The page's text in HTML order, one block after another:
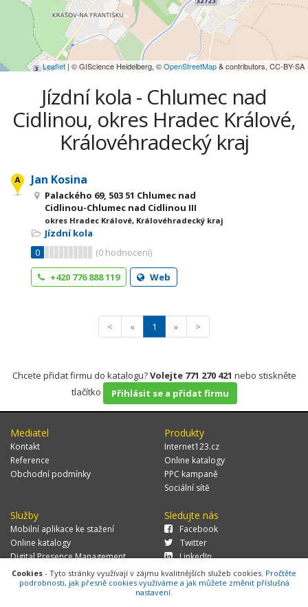
Leaflet | © GIScience Heidelberg, ©OpenStreetMap& contributors, CC-BY-SA
Jízdní kola - Chlumec nad
Cidlinou, okres Hradec Králové,
Královéhradecký kraj
Jan Kosina
Palackého 69, 503 51 Chlumec nad
Cidlinou-Chlumec nad Cidlinou III
okres Hradec Králové, Královéhradecký kraj
Jízdní kola
0
(0 hodnocení)
+420 776 888 119
Web
< « 1 » >
Chcete přidat firmu do katalogu?Volejte 771 270 421 nebo stiskněte
tlačítko
Přihlásit se a přidat firmu
Mediatel
Kontakt
Reference
Obchodní podmínky
Produkty
Internet123.cz
Online katalogy
PPC kampaně
Sociální sítě
Služby
Mobilní aplikace ke stažení
Online katalogy
Digital Presence Management
Více zákazníků
Sledujte nás
Facebook
Twitter
LinkedIn
Cookies - Tyto stránky využívají v zájmu kvalitnějších služeb cookies. Pročtěte
podrobnosti, jak přesně cookies využíváme a jak můžete změnit příslušná
nastavení.